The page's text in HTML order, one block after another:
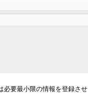
必要最小限の情報を登録させ